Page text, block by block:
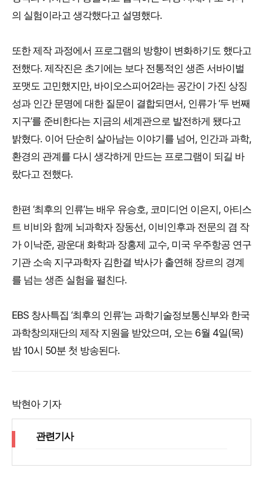
의 실험이라고 생각했다고 설명했다.
또한 제작 과정에서 프로그램의 방향이 변화하기도 했다고
전했다. 제작진은 초기에는 보다 전통적인 생존 서바이벌
포맷도 고민했지만, 바이오스피어2라는 공간이 가진 상징
성과 인간 문명에 대한 질문이 결합되면서, 인류가 ‘두 번째
지구’를 준비한다는 지금의 세계관으로 발전하게 됐다고
밝혔다. 이어 단순히 살아남는 이야기를 넘어, 인간과 과학,
환경의 관계를 다시 생각하게 만드는 프로그램이 되길 바
랐다고 전했다.
한편 ‘최후의 인류’는 배우 유승호, 코미디언 이은지, 아티스
트 비비와 함께 뇌과학자 장동선, 이비인후과 전문의 겸 작
가 이낙준, 광운대 화학과 장홍제 교수, 미국 우주항공 연구
기관 소속 지구과학자 김한결 박사가 출연해 장르의 경계
를 넘는 생존 실험을 펼친다.
EBS 창사특집 ‘최후의 인류’는 과학기술정보통신부와 한국
과학창의재단의 제작 지원을 받았으며, 오는 6월 4일(목)
밤 10시 50분 첫 방송된다.
박현아 기자
관련기사